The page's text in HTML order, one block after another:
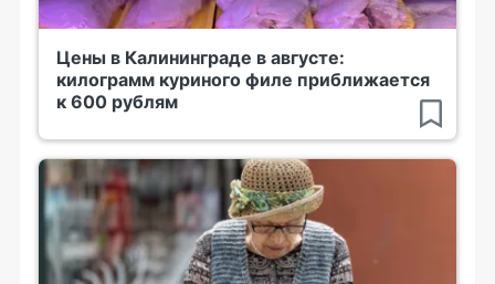
Цены в Калининграде в августе:
килограмм куриного филе приближается
к 600 рублям